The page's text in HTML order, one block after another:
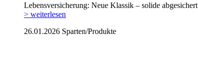
Lebensversicherung: Neue Klassik – solide abgesichert
> weiterlesen
26.01.2026 Sparten/Produkte